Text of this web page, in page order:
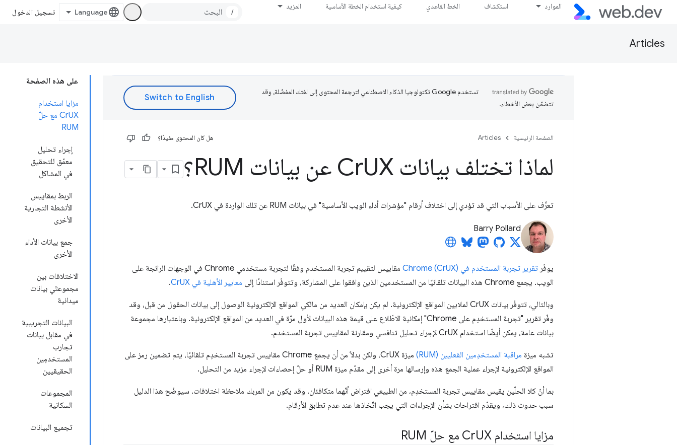
الموارد استكشاف الخط القاعدي كيفية استخدام الخطة الأساسية المزيد
/ تسجيل الدخول
Articles
على هذه الصفحة
مزايا استخدام
CrUX مع حلّ
RUM
إجراء تحليل
معمّق للتحقيق
في المشاكل
الربط بمقاييس
الأنشطة التجارية
الأخرى
جمع بيانات الأداء
الأخرى
الاختلافات بين
مجموعتَي بيانات
ميدانية
البيانات التجريبية
في مقابل بيانات
تجارب
المستخدمِين
الحقيقيين
المجموعات
السكانية
تجميع البيانات
تستخدم Google تكنولوجيا الذكاء الاصطناعي لترجمة المحتوى إلى لغتك المفضّلة، وقد
تتضمّن بعض الأخطاء.
الصفحة الرئيسية Articles هل كان المحتوى مفيدًا؟
لماذا تختلف بيانات Cr UX عن بيانات RUM؟
تعرَّف على الأسباب التي قد تؤدي إلى اختلاف أرقام "مؤشرات أداء الويب الأساسية" في بيانات RUM عن تلك الواردة في CrUX.
Barry Pollard
يوفّر تقرير تجربة المستخدم في Chrome (CrUX)
مقاييس لتقييم تجربة المستخدم وفقًا لتجربة مستخدمي Chrome في الوجهات الرائجة على
الويب. يجمع Chrome هذه البيانات تلقائيًا من المستخدمين الذين وافقوا على المشاركة، وتتوفّر استنادًا إلى
معايير الأهلية في CrUX .
وبالتالي، تتوفّر بيانات CrUX لملايين المواقع الإلكترونية. لم يكن بإمكان العديد من مالكي المواقع الإلكترونية الوصول إلى بيانات الحقول من قبل، وقد
وفّر تقرير "تجربة المستخدِم على Chrome" إمكانية الاطّلاع على قيمة هذه البيانات لأول مرّة في العديد من المواقع الإلكترونية. وباعتبارها مجموعة
بيانات عامة، يمكن أيضًا استخدام CrUX لإجراء تحليل تنافسي ومقارنة لمقاييس تجربة المستخدم.
تشبه ميزة مراقبة المستخدِمين الفعليين (RUM)
ميزة CrUX، ولكن بدلاً من أن يجمع Chrome مقاييس تجربة المستخدِم تلقائيًا، يتم تضمين رمز على
المواقع الإلكترونية لإجراء عملية الجمع هذه وإرسالها مرة أخرى إلى مقدّم ميزة RUM أو حلّ إحصاءات لإجراء مزيد من التحليل.
بما أنّ كلا الحلّين يقيس مقاييس تجربة المستخدِم، من الطبيعي افتراض أنّهما متكافئان. وقد يكون من المربك ملاحظة اختلافات. سيوضّح هذا الدليل
سبب حدوث ذلك، ويقدّم اقتراحات بشأن الإجراءات التي يجب اتّخاذها عند عدم تطابق الأرقام.
مزايا استخدام CrUX مع حلّ RUM